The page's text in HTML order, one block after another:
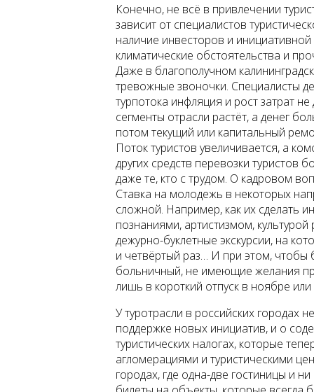
Конечно, не всё в привлечении
зависит от специалистов
наличие инвесторов и
климатические обстоятельства и
Даже в благополучном
тревожные звоночки. Специалисты
турпотока инфляция и рост затрат
сегменты отрасли растёт, а денег
потом текущий или капитальный
Поток туристов увеличивается, а
других средств перевозки туристов
даже те, кто с трудом. О кадровом
Ставка на молодежь в некоторых
сложной. Например, как их сделать
познаниями, артистизмом,
дежурно-буклетные экскурсии, на
и четвёртый раз… И при этом,
больничный, не имеющие желания
лишь в короткий отпуск в ноябре
У туротрасли в российских городах
поддержке новых инициатив, и о
туристических налогах, которые
агломерациями и туристическими
городах, где одна-две гостиницы и